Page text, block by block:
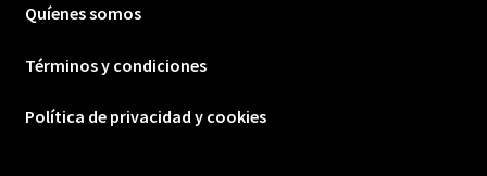
Quíenes somos
Términos y condiciones
Política de privacidad y cookies